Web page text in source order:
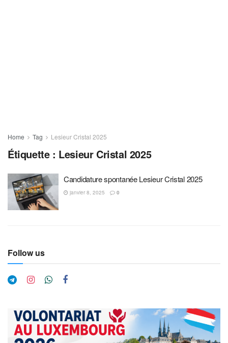
Home Tag Lesieur Cristal 2025
Étiquette : Lesieur Cristal 2025
Candidature spontanée Lesieur Cristal 2025
janvier 8, 2025 0
Follow us